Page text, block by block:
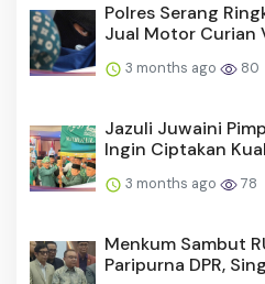
Polres Serang
Jual Motor Curian
3 months ago 80
Jazuli Juwaini
Ingin Ciptakan
3 months ago 78
Menkum Sambut
Paripurna DPR,